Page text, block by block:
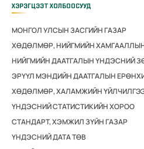
ХЭРЭГЦЭЭТ ХОЛБООСУУД
МОНГОЛ УЛСЫН ЗАСГИЙН ГАЗАР
ХӨДӨЛМӨР, НИЙГМИЙН
НИЙГМИЙН ДААТГАЛЫН ҮНДЭСНИЙ
ЭРҮҮЛ МЭНДИЙН ДААТГАЛЫН
ХӨДӨЛМӨР, ХАЛАМЖИЙН
ҮНДЭСНИЙ СТАТИСТИКИЙН ХОРОО
СТАНДАРТ, ХЭМЖИЛ ЗҮЙН ГАЗАР
ҮНДЭСНИЙ ДАТА ТӨВ